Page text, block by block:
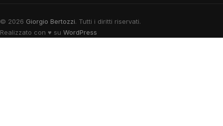
© 2026 Giorgio Bertozzi. Tutti i diritti riservati.
Realizzato con ♥ su WordPress